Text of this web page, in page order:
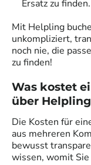
Ersatz zu finden.
Mit Helpling
unkompliziert,
noch nie, die
zu finden!
Was kostet
über
Die Kosten für
aus mehreren
bewusst
wissen, womit